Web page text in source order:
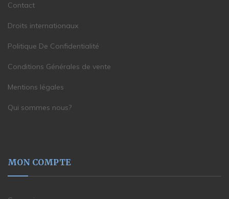
Contact
Droits internationaux
Politique De Confidentialité
Conditions Générales de vente
Mentions légales
Qui sommes nous?
MON COMPTE